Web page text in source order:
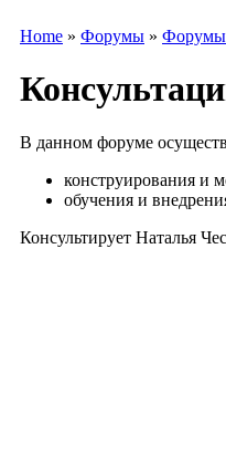
Home » Форумы » Форумы
В данном форуме
конструирования и
обучения и
Консультирует Наталья